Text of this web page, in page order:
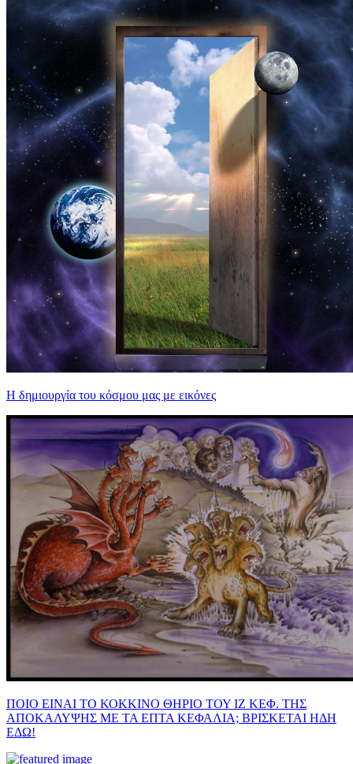
Η δημιουργία του κόσμου μας με εικόνες
ΠΟΙΟ ΕΙΝΑΙ ΤΟ ΚΟΚΚΙΝΟ ΘΗΡΙΟ ΤΟΥ ΙΖ ΚΕΦ. ΤΗΣ
ΑΠΟΚΑΛΥΨΗΣ ΜΕ ΤΑ ΕΠΤΑ ΚΕΦΑΛΙΑ; ΒΡΙΣΚΕΤΑΙ ΗΔΗ
ΕΔΩ!